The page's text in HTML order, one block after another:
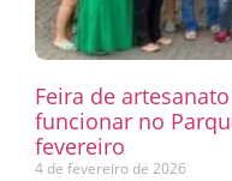
Feira de
funcionar no
fevereiro
4 de fevereiro de 2026